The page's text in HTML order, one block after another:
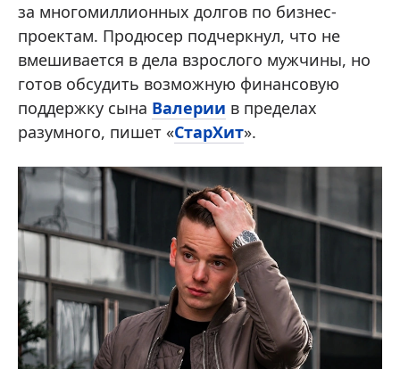
за многомиллионных долгов по бизнес-
проектам. Продюсер подчеркнул, что не
вмешивается в дела взрослого мужчины, но
готов обсудить возможную финансовую
поддержку сына Валерии в пределах
разумного, пишет «СтарХит».